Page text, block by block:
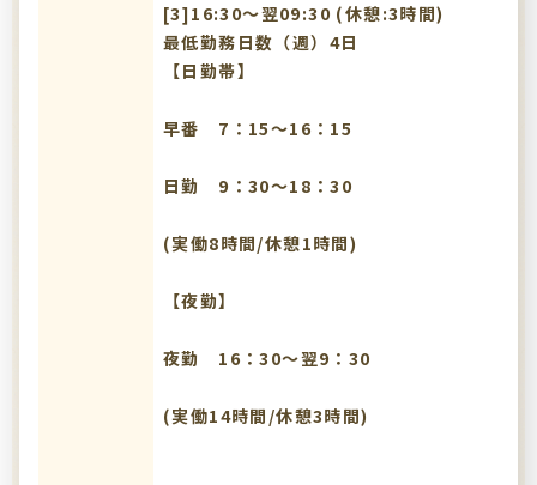
[3]16:30〜翌09:30 (休憩:3時間)
最低勤務日数（週）4日
【日勤帯】
早番 7：15～16：15
日勤 9：30～18：30
(実働8時間/休憩1時間)
【夜勤】
夜勤 16：30～翌9：30
(実働14時間/休憩3時間)